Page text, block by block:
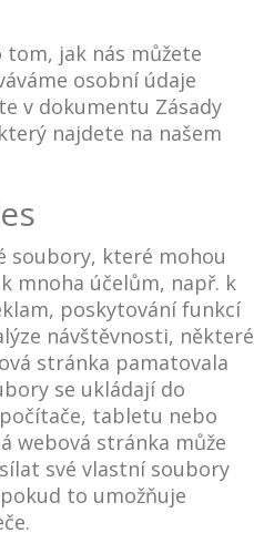
jak nás můžete
osobní údaje
v dokumentu Zásady
najdete na našem
soubory, které mohou
mnoha účelům, např. k
poskytování funkcí
návštěvnosti, některé
stránka pamatovala
se ukládají do
tabletu nebo
webová stránka může
své vlastní soubory
to umožňuje